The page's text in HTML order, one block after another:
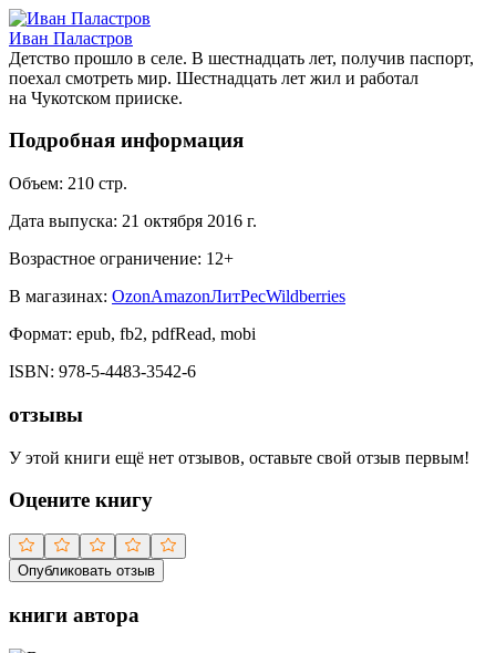
Иван Паластров
Детство прошло в селе. В шестнадцать лет, получив паспорт,
поехал смотреть мир. Шестнадцать лет жил и работал
на Чукотском прииске.
Подробная информация
Объем: 210 стр.
Дата выпуска: 21 октября 2016 г.
Возрастное ограничение: 12+
В магазинах: OzonAmazonЛитРесWildberries
Формат: epub, fb2, pdfRead, mobi
ISBN: 978-5-4483-3542-6
отзывы
У этой книги ещё нет отзывов, оставьте свой отзыв первым!
Оцените книгу
Опубликовать отзыв
книги автора